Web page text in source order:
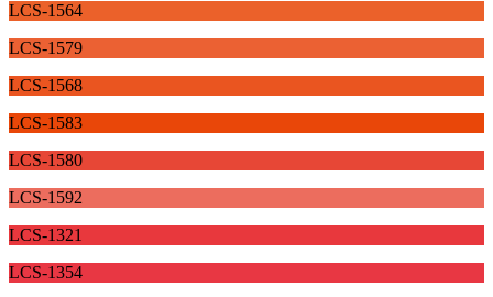
LCS-1564
LCS-1579
LCS-1568
LCS-1583
LCS-1580
LCS-1592
LCS-1321
LCS-1354